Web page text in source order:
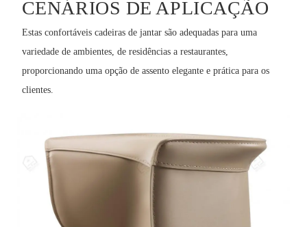
CENÁRIOS DE APLICAÇÃO
Estas confortáveis ​​cadeiras de jantar são adequadas para uma
variedade de ambientes, de residências a restaurantes,
proporcionando uma opção de assento elegante e prática para os
clientes.